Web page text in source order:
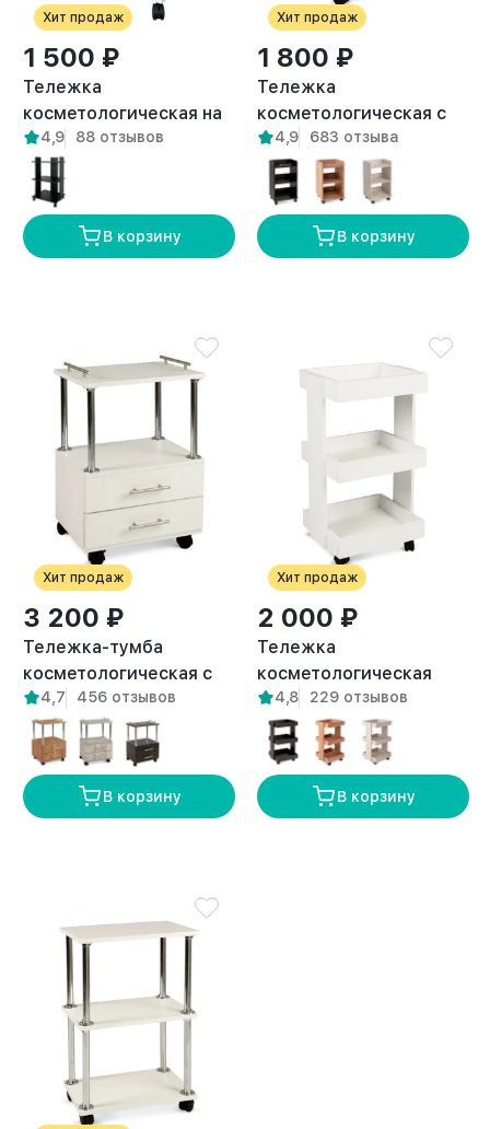
Хит продаж
1 500 ₽
Тележка
косметологическая на
колесиках Сакмара
белая
4,9 88 отзывов
В корзину
Хит продаж
1 800 ₽
Тележка
косметологическая с
тремя полками и
ручкой Ахтуба белая
4,9 683 отзыва
В корзину
Хит продаж
3 200 ₽
Тележка-тумба
косметологическая с
двумя ящиками Енисей
белая
4,7 456 отзывов
В корзину
Хит продаж
2 000 ₽
Тележка
косметологическая
трехъярусная с
бортиками Байкал
белая
4,8 229 отзывов
В корзину